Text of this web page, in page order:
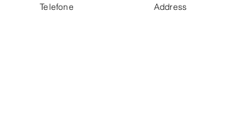
Posts recentes
Telefone Address